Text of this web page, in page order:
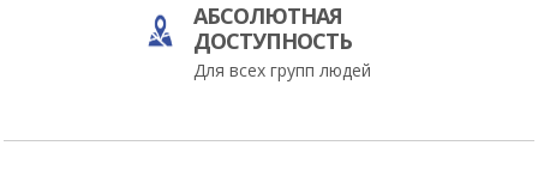
АБСОЛЮТНАЯ
ДОСТУПНОСТЬ
Для всех групп людей